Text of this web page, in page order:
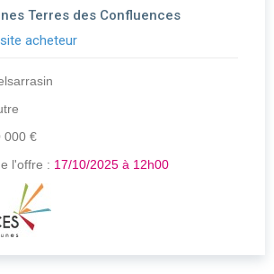
Terres des Confluences
acheteur
000 €
l'offre : 17/10/2025 à 12h00